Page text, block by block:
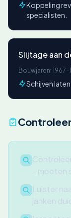
Koppeling
specialisten.
Slijtage aan
Bouwjaren: 1967-
Schijven
- moeten
Luister
janken